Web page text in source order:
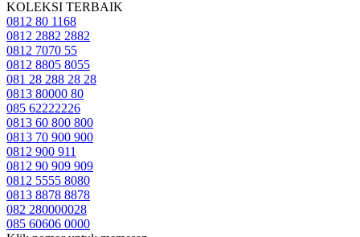
KOLEKSI TERBAIK
0812 80 1168
0812 2882 2882
0812 7070 55
0812 8805 8055
081 28 288 28 28
0813 80000 80
085 62222226
0813 60 800 800
0813 70 900 900
0812 900 911
0812 90 909 909
0812 5555 8080
0813 8878 8878
082 280000028
085 60606 0000